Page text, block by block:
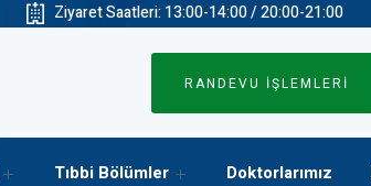
Ziyaret Saatleri: 13:00-14:00 / 20:00-21:00
RANDEVU İŞLEMLERİ
Tıbbi Bölümler Doktorlarımız